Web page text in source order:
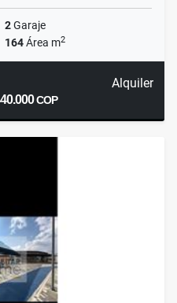
2Garaje
164Área m2
Alquiler
COP